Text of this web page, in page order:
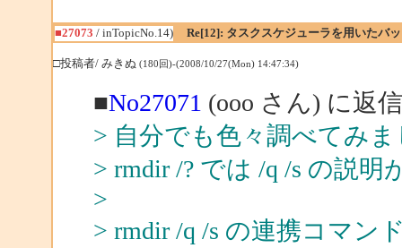
■27073 / inTopicNo.14) Re[12]: タスクスケジューラを用いたバ
□投稿者/ みきぬ (180回)-(2008/10/27(Mon) 14:47:34)
■No27071 (ooo さん) に返信
> 自分でも色々調べてみ
> rmdir /? では /q /s の説
>
> rmdir /q /s の連携コマン